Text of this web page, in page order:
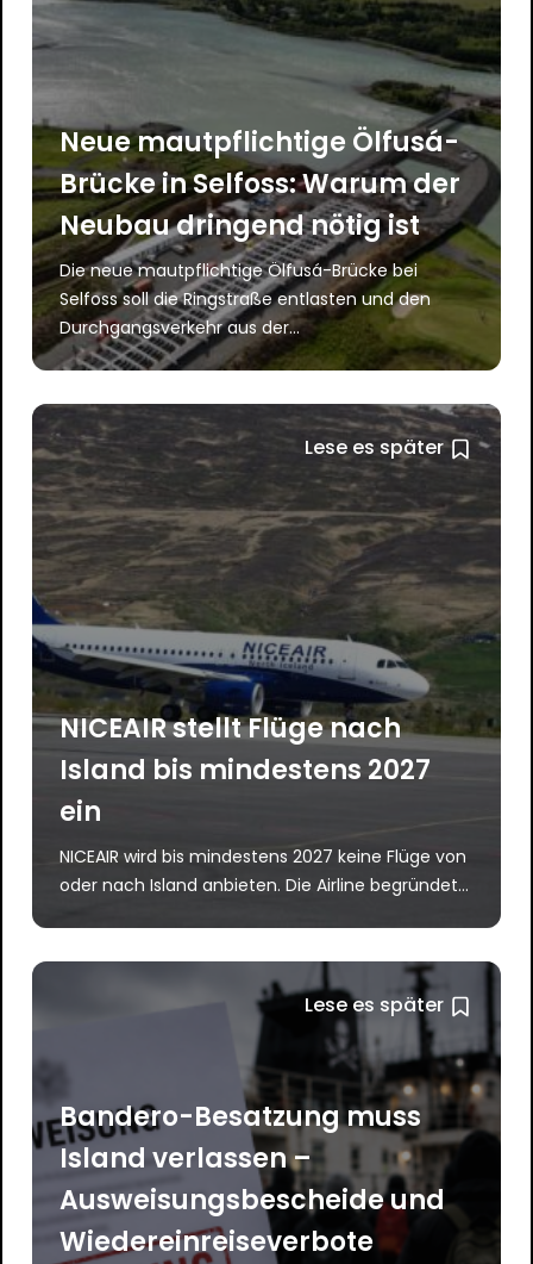
Neue mautpflichtige Ölfusá-
Brücke in Selfoss: Warum der
Neubau dringend nötig ist
Die neue mautpflichtige Ölfusá-Brücke bei
Selfoss soll die Ringstraße entlasten und den
Durchgangsverkehr aus der...
Lese es später
NICEAIR stellt Flüge nach
Island bis mindestens 2027
ein
NICEAIR wird bis mindestens 2027 keine Flüge von
oder nach Island anbieten. Die Airline begründet...
Lese es später
Bandero-Besatzung muss
Island verlassen –
Ausweisungsbescheide und
Wiedereinreiseverbote